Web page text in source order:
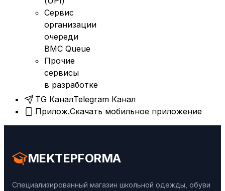
Сервис
организации
очереди
BMC Queue
Прочие
сервисы
в разработке
TG КаналTelegram Канал
Прилож.Скачать мобильное приложение
MEKTEPFORMA
Специализированный магазин школьной одежды, обуви